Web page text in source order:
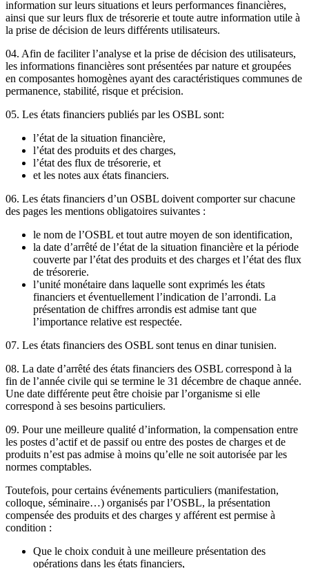
information sur leurs situations et leurs performances financières,
ainsi que sur leurs flux de trésorerie et toute autre information utile à
la prise de décision de leurs différents utilisateurs.
04. Afin de faciliter l’analyse et la prise de décision des utilisateurs,
les informations financières sont présentées par nature et groupées
en composantes homogènes ayant des caractéristiques communes de
permanence, stabilité, risque et précision.
05. Les états financiers publiés par les OSBL sont:
l’état de la situation financière,
l’état des produits et des charges,
l’état des flux de trésorerie, et
et les notes aux états financiers.
06. Les états financiers d’un OSBL doivent comporter sur chacune
des pages les mentions obligatoires suivantes :
le nom de l’OSBL et tout autre moyen de son identification,
la date d’arrêté de l’état de la situation financière et la période
couverte par l’état des produits et des charges et l’état des flux
de trésorerie.
l’unité monétaire dans laquelle sont exprimés les états
financiers et éventuellement l’indication de l’arrondi. La
présentation de chiffres arrondis est admise tant que
l’importance relative est respectée.
07. Les états financiers des OSBL sont tenus en dinar tunisien.
08. La date d’arrêté des états financiers des OSBL correspond à la
fin de l’année civile qui se termine le 31 décembre de chaque année.
Une date différente peut être choisie par l’organisme si elle
correspond à ses besoins particuliers.
09. Pour une meilleure qualité d’information, la compensation entre
les postes d’actif et de passif ou entre des postes de charges et de
produits n’est pas admise à moins qu’elle ne soit autorisée par les
normes comptables.
Toutefois, pour certains événements particuliers (manifestation,
colloque, séminaire…) organisés par l’OSBL, la présentation
compensée des produits et des charges y afférent est permise à
condition :
Que le choix conduit à une meilleure présentation des
opérations dans les états financiers,